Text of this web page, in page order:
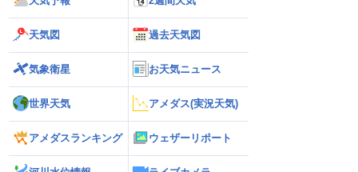
天気図 過去天気図
気象衛星 お天気ニュース
世界天気 アメダス(実況天気)
アメダスランキング ウェザーリポート